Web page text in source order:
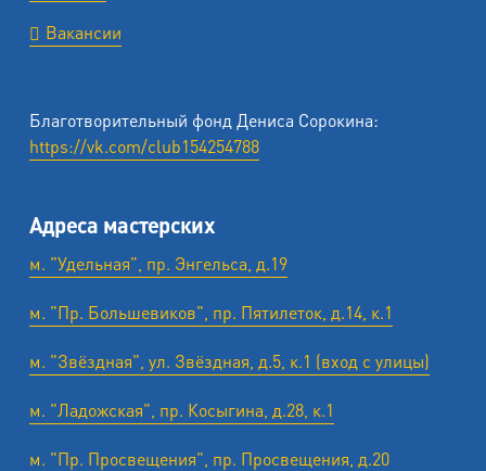
Вакансии
Благотворительный фонд Дениса Сорокина:
https://vk.com/club154254788
Адреса мастерских
м. "Удельная", пр. Энгельса, д.19
м. "Пр. Большевиков", пр. Пятилеток, д.14, к.1
м. "Звёздная", ул. Звёздная, д.5, к.1 (вход с улицы)
м. "Ладожская", пр. Косыгина, д.28, к.1
м. "Пр. Просвещения", пр. Просвещения, д.20